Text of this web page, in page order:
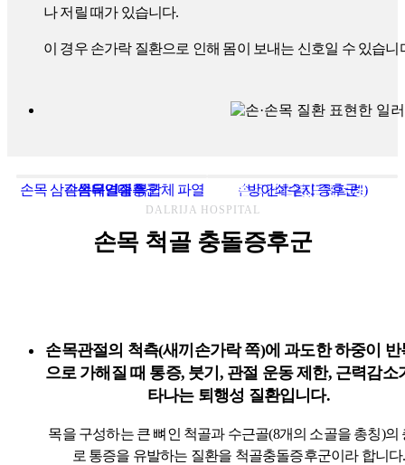
나 저릴 때가 있습니다.
이 경우 손가락 질환으로 인해 몸이 보내는 신호일 수 있습니
손목터널증후군 손목건초염(드퀘르벵)
손목결절종 손목 척골 충돌증후군
손목 삼각섬유인대 복합체 파열 방아쇠수지 증후군
DALRIJA HOSPITAL
손목 척골 충돌증후군
손목관절의 척측(새끼손가락 쪽)에 과도한 하중이 반
으로 가해질 때 통증, 붓기, 관절 운동 제한, 근력감소
타나는 퇴행성 질환입니다.
목을 구성하는 큰 뼈인 척골과 수근골(8개의 소골을 총칭)의
로 통증을 유발하는 질환을 척골충돌증후군이라 합니다.